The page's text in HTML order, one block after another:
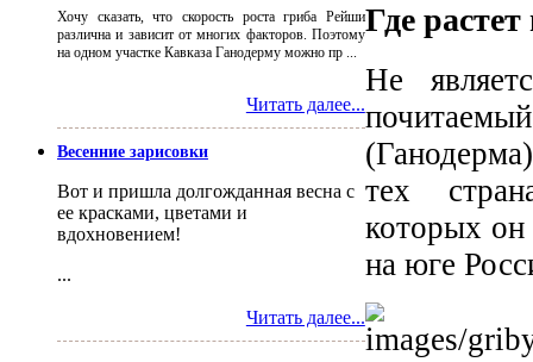
Где
Не
тех
которых он
на юге
Хочу сказать, что скорость роста гриба Рейши
различна и зависит от многих факторов. Поэтому
на одном участке Кавказа Ганодерму можно пр ...
Читать далее...
Весенние зарисовки
Вот и пришла долгожданная весна с
ее красками, цветами и
вдохновением!
...
Читать далее...